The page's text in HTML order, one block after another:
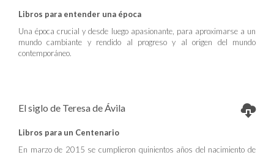
Libros para entender una época
Una época crucial y desde luego apasionante, para aproximarse a un
mundo cambiante y rendido al progreso y al origen del mundo
contemporáneo.
El siglo de Teresa de Ávila
Libros para un Centenario
En marzo de 2015 se cumplieron quinientos años del nacimiento de